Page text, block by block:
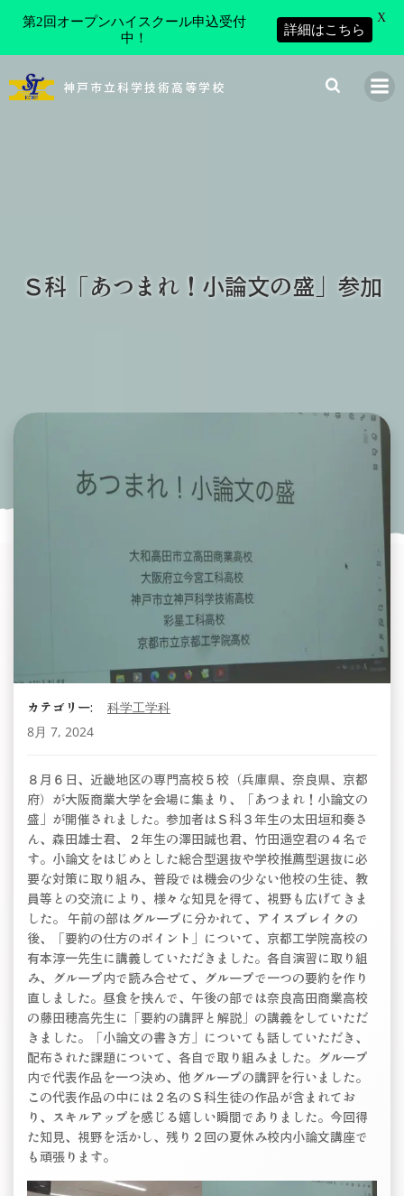
ン
神戸市立科学技術高等学校
Ｓ科「あつまれ！小論文の盛」参加
カテゴリー:
科学工学科
8月 7, 2024
８月６日、近畿地区の専門高校５校（兵庫県、奈良県、京都
府）が大阪商業大学を会場に集まり、「あつまれ！小論文の
盛」が開催されました。参加者はＳ科３年生の太田垣和奏さ
ん、森田雄士君、２年生の澤田誠也君、竹田遥空君の４名で
す。小論文をはじめとした総合型選抜や学校推薦型選抜に必
要な対策に取り組み、普段では機会の少ない他校の生徒、教
員等との交流により、様々な知見を得て、視野も広げてきま
した。 午前の部はグループに分かれて、アイスブレイクの
後、「要約の仕方のポイント」について、京都工学院高校の
有本淳一先生に講義していただきました。各自演習に取り組
み、グループ内で読み合せて、グループで一つの要約を作り
直しました。昼食を挟んで、午後の部では奈良高田商業高校
の藤田穂高先生に「要約の講評と解説」の講義をしていただ
きました。「小論文の書き方」についても話していただき、
配布された課題について、各自で取り組みました。グループ
内で代表作品を一つ決め、他グループの講評を行いました。
この代表作品の中には２名のＳ科生徒の作品が含まれてお
り、スキルアップを感じる嬉しい瞬間でありました。今回得
た知見、視野を活かし、残り２回の夏休み校内小論文講座で
も頑張ります。
第2回オープンハイスクール申込受付
中！
詳細はこちら
X